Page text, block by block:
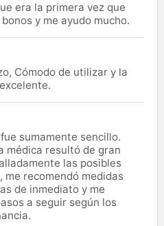
era la primera vez que
y me ayudo mucho.
Cómodo de utilizar y la
sumamente sencillo.
médica resultó de gran
las posibles
me recomendó medidas
de inmediato y me
a seguir según los